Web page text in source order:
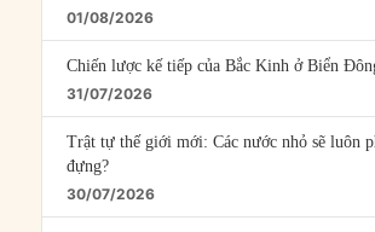
01/08/2026
Chiến lược kế tiếp của Bắc Kinh ở Biển
31/07/2026
Trật tự thế giới mới: Các nước nhỏ sẽ luôn
đựng?
30/07/2026